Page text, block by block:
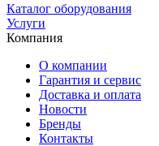
Каталог оборудования
Услуги
Компания
О компании
Гарантия и сервис
Доставка и оплата
Новости
Бренды
Контакты